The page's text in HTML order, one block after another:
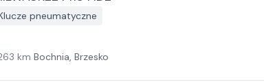
pneumatyczne
km Bochnia, Brzesko